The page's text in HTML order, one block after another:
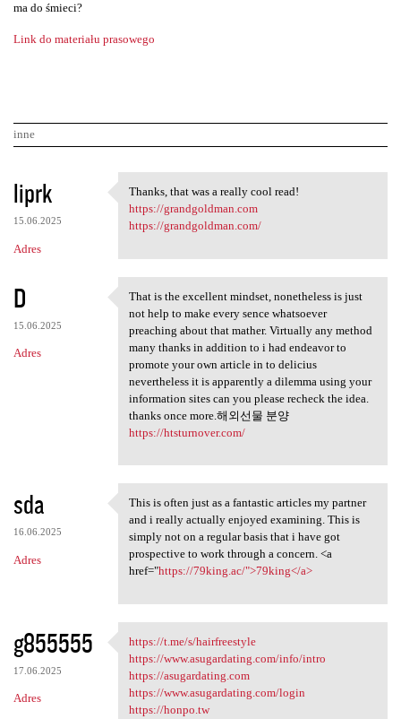
ma do śmieci?
Link do materiału prasowego
inne
K
o
m
e
n
t
a
r
liprk
15.06.2025
Adres
Thanks, that was a really
Thanks, that was a really cool read!
https://grandgoldman.com
https://grandgoldman.com/
D
15.06.2025
Adres
That is the excellent mindset
That is the excellent mindset, nonetheless is just
not help to make every sence whatsoever
preaching about that mather. Virtually any method
many thanks in addition to i had endeavor to
promote your own article in to delicius
nevertheless it is apparently a dilemma using your
information sites can you please recheck the idea.
thanks once more.해외선물 분양
https://htsturnover.com/
sda
16.06.2025
Adres
This is often just as a
This is often just as a fantastic articles my partner
and i really actually enjoyed examining. This is
simply not on a regular basis that i have got
prospective to work through a concern. <a
href="https://79king.ac/">79king</a>
g855555
17.06.2025
Adres
https://t.me/s/hairfreestyle
https://t.me/s/hairfreestyle
https://www.asugardating.com/info/intro
https://asugardating.com
https://www.asugardating.com/login
https://honpo.tw